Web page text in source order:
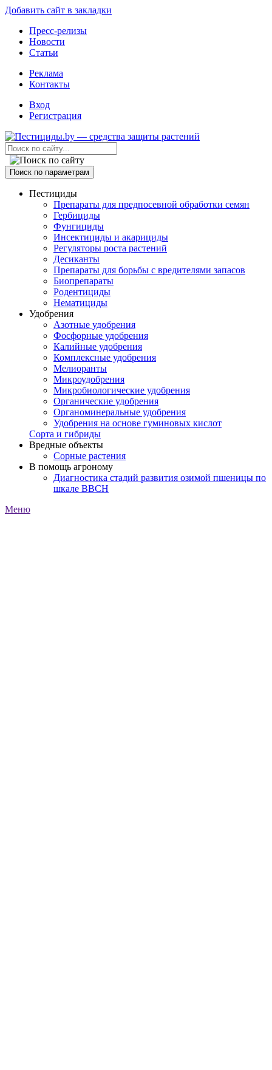
Добавить сайт в закладки
Пресс-релизы
Новости
Статьи
Реклама
Контакты
Вход
Регистрация
Поиск по параметрам
Пестициды
Препараты для предпосевной обработки семян
Гербициды
Фунгициды
Инсектициды и акарициды
Регуляторы роста растений
Десиканты
Препараты для борьбы с вредителями запасов
Биопрепараты
Родентициды
Нематициды
Удобрения
Азотные удобрения
Фосфорные удобрения
Калийные удобрения
Комплексные удобрения
Мелиоранты
Микроудобрения
Микробиологические удобрения
Органические удобрения
Органоминеральные удобрения
Удобрения на основе гуминовых кислот
Сорта и гибриды
Вредные объекты
Сорные растения
В помощь агроному
Диагностика стадий развития озимой пшеницы по
шкале ВВСН
Меню